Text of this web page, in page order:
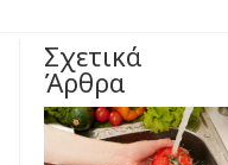
Σχετικά
Άρθρα